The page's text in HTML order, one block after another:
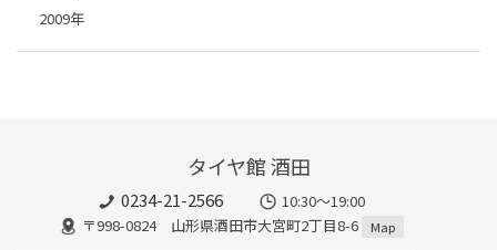
2009年
タイヤ館 酒田
0234-21-2566
10:30～19:00
〒998-0824 山形県酒田市大宮町2丁目8-6
Map